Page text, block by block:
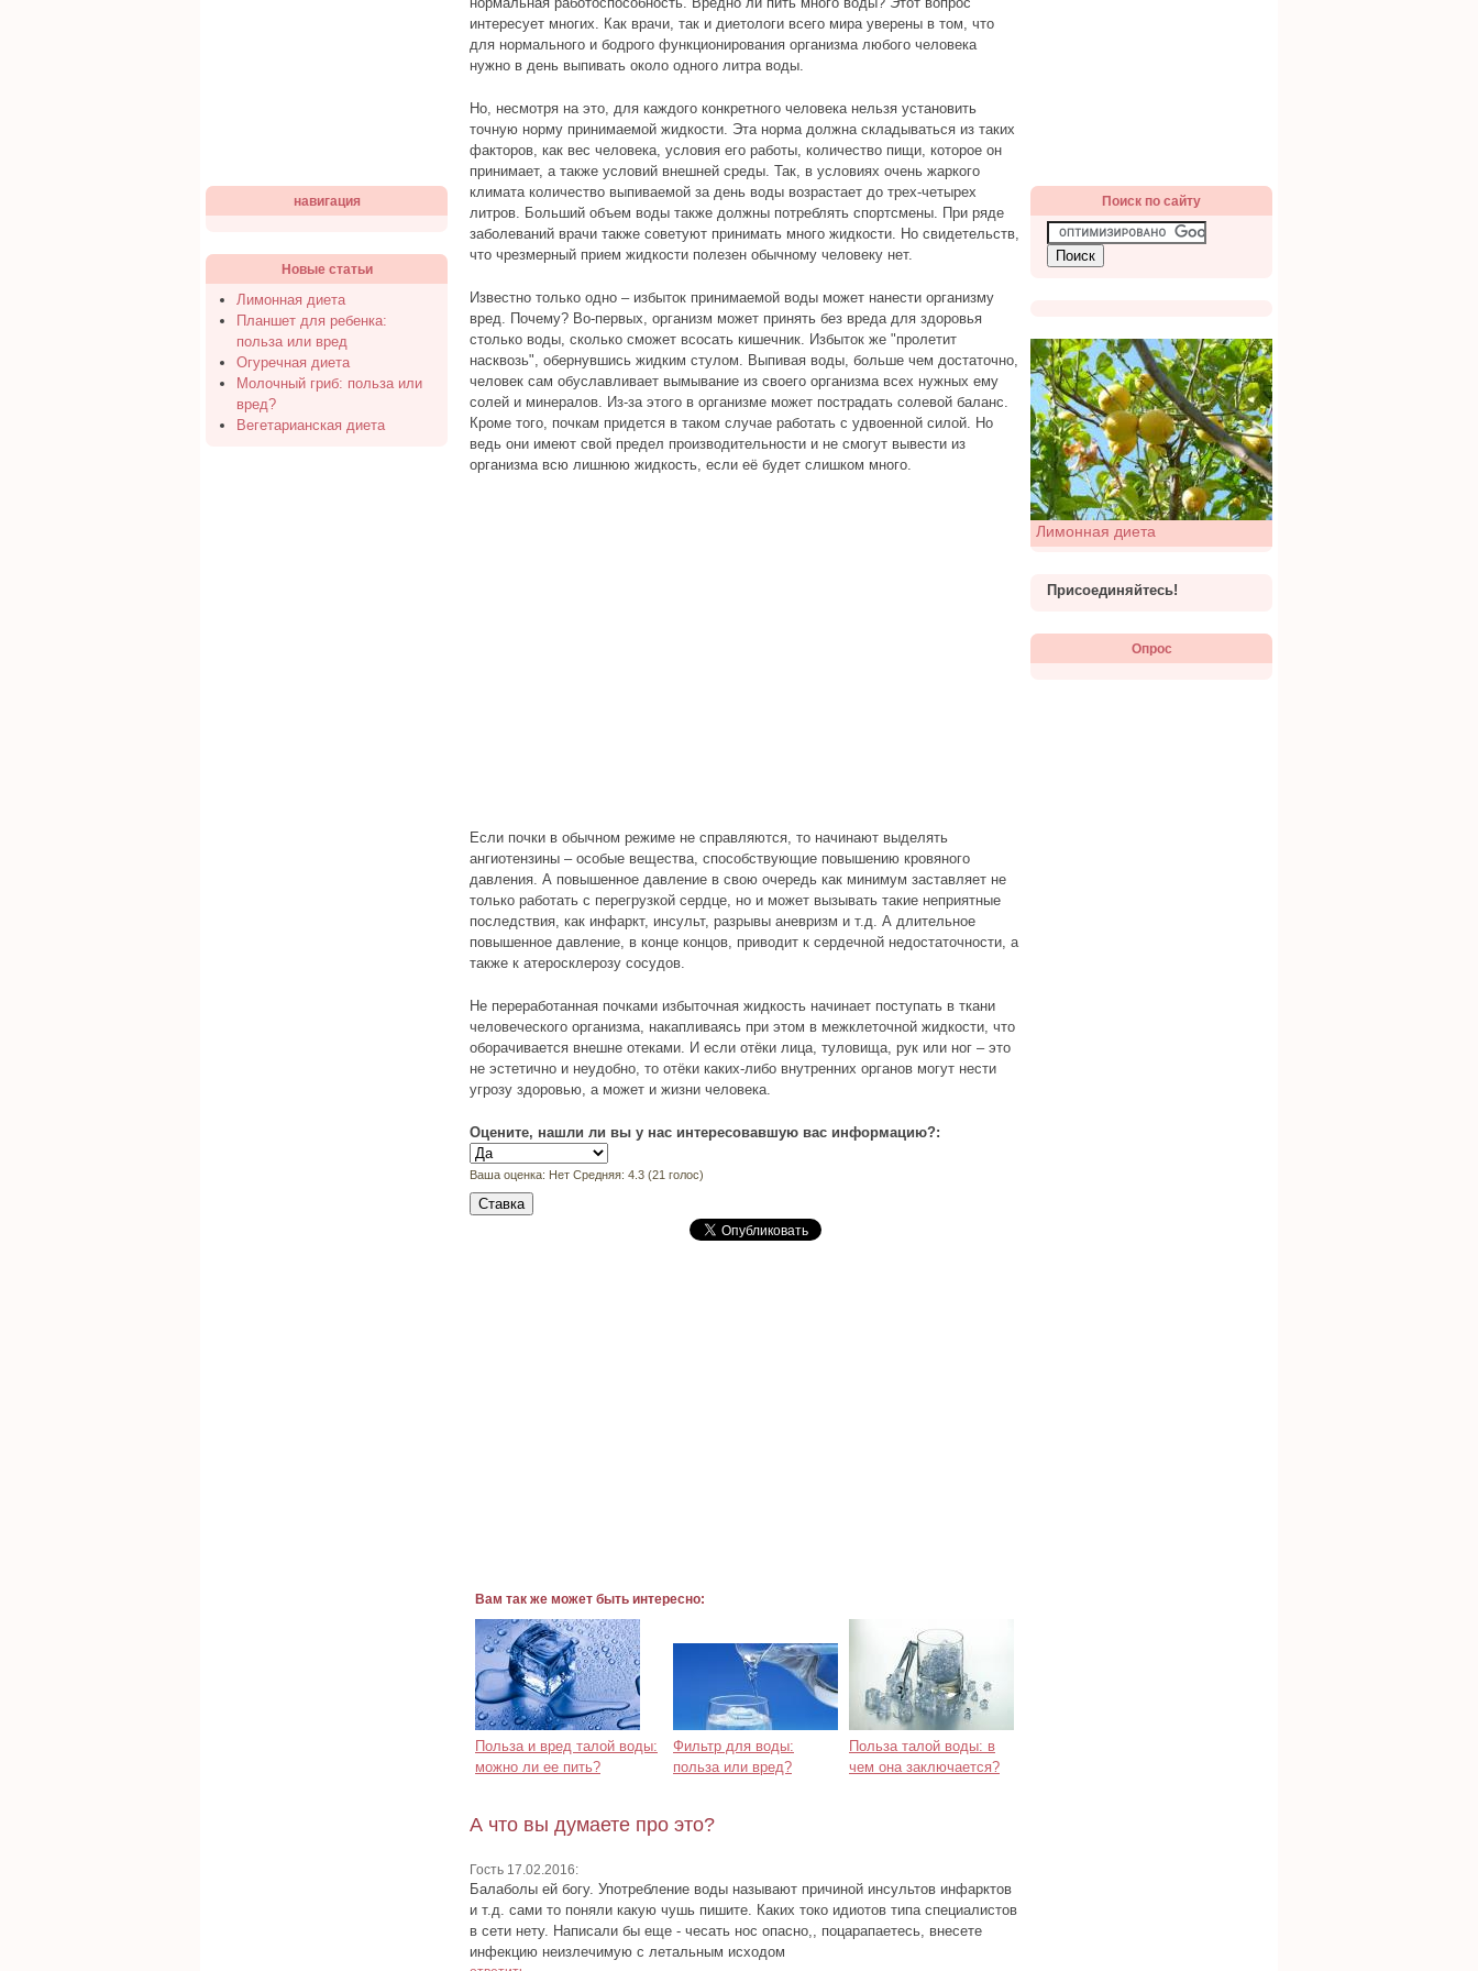
интересует многих. Как врачи, так и диетологи всего мира уверены в том, что
для нормального и бодрого функционирования организма любого человека
нужно в день выпивать около одного литра воды.
Но, несмотря на это, для каждого конкретного человека нельзя установить
точную норму принимаемой жидкости. Эта норма должна складываться из таких
факторов, как вес человека, условия его работы, количество пищи, которое он
принимает, а также условий внешней среды. Так, в условиях очень жаркого
климата количество выпиваемой за день воды возрастает до трех-четырех
литров. Больший объем воды также должны потреблять спортсмены. При ряде
заболеваний врачи также советуют принимать много жидкости. Но свидетельств,
что чрезмерный прием жидкости полезен обычному человеку нет.
Известно только одно – избыток принимаемой воды может нанести организму
вред. Почему? Во-первых, организм может принять без вреда для здоровья
столько воды, сколько сможет всосать кишечник. Избыток же "пролетит
насквозь", обернувшись жидким стулом. Выпивая воды, больше чем достаточно,
человек сам обуславливает вымывание из своего организма всех нужных ему
солей и минералов. Из-за этого в организме может пострадать солевой баланс.
Кроме того, почкам придется в таком случае работать с удвоенной силой. Но
ведь они имеют свой предел производительности и не смогут вывести из
организма всю лишнюю жидкость, если её будет слишком много.
Если почки в обычном режиме не справляются, то начинают выделять
ангиотензины – особые вещества, способствующие повышению кровяного
давления. А повышенное давление в свою очередь как минимум заставляет не
только работать с перегрузкой сердце, но и может вызывать такие неприятные
последствия, как инфаркт, инсульт, разрывы аневризм и т.д. А длительное
повышенное давление, в конце концов, приводит к сердечной недостаточности, а
также к атеросклерозу сосудов.
Не переработанная почками избыточная жидкость начинает поступать в ткани
человеческого организма, накапливаясь при этом в межклеточной жидкости, что
оборачивается внешне отеками. И если отёки лица, туловища, рук или ног – это
не эстетично и неудобно, то отёки каких-либо внутренних органов могут нести
угрозу здоровью, а может и жизни человека.
Оцените, нашли ли вы у нас интересовавшую вас информацию?:
Ваша оценка: Нет Средняя: 4.3 (21 голос)
Вам так же может быть интересно:
Польза и вред талой воды:
можно ли ее пить?
Фильтр для воды:
польза или вред?
Польза талой воды: в
чем она заключается?
А что вы думаете про это?
Гость 17.02.2016:
Балаболы ей богу. Употребление воды называют причиной инсультов инфарктов
и т.д. сами то поняли какую чушь пишите. Каких токо идиотов типа специалистов
в сети нету. Написали бы еще - чесать нос опасно,, поцарапаетесь, внесете
инфекцию неизлечимую с летальным исходом
навигация
Новые статьи
Лимонная диета
Планшет для ребенка:
польза или вред
Огуречная диета
Молочный гриб: польза или
вред?
Вегетарианская диета
Поиск по сайту
Лимонная диета
Присоединяйтесь!
Опрос